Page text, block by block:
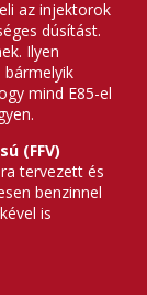
az injektorok
dúsítást.
Ilyen
mind E85-el
(FFV)
tervezett és
benzinnel
is